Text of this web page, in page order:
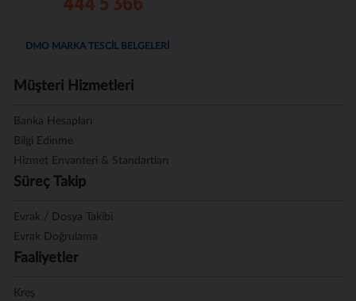
DMO MARKA TESCİL BELGELERİ
Müşteri Hizmetleri
Banka Hesapları
Bilgi Edinme
Hizmet Envanteri & Standartları
Süreç Takip
Evrak / Dosya Takibi
Evrak Doğrulama
Faaliyetler
Kreş